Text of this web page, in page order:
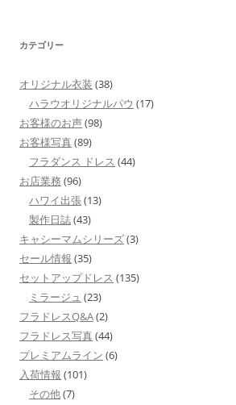
カテゴリー
オリジナル衣装 (38)
ハラウオリジナルパウ (17)
お客様のお声(98)
お客様写真(89)
フラダンス ドレス (44)
お店業務 (96)
ハワイ出張(13)
製作日誌(43)
キャシーマムシリーズ(3)
セール情報 (35)
セットアップドレス (135)
ミラージュ (23)
フラドレスQ&A(2)
フラドレス写真(44)
プレミアムライン (6)
入荷情報 (101)
その他(7)